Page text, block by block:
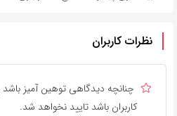
نظرات کاربران
چنانچه دیدگاهی توهین آمیز
کاربران باشد تایید نخواهد شد.